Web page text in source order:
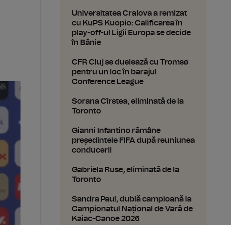
Universitatea Craiova a remizat
cu KuPS Kuopio: Calificarea în
play-off-ul Ligii Europa se decide
în Bănie
CFR Cluj se duelează cu Tromsø
pentru un loc în barajul
Conference League
Sorana Cîrstea, eliminată de la
Toronto
Gianni Infantino rămâne
președintele FIFA după reuniunea
conducerii
Gabriela Ruse, eliminată de la
Toronto
Sandra Paul, dublă campioană la
Campionatul Național de Vară de
Kaiac-Canoe 2026